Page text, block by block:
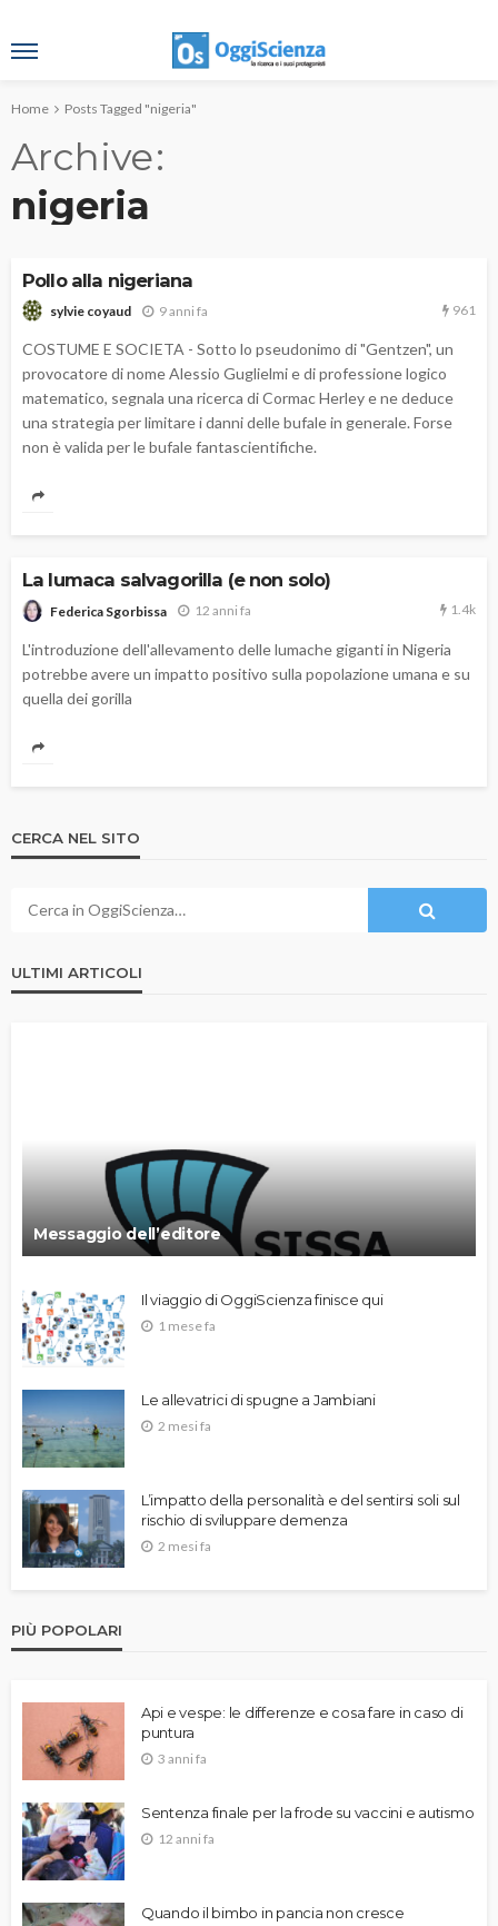
Home Posts Tagged "nigeria"
Archive
nigeria
Pollo alla nigeriana
sylvie coyaud 9 anni fa 961
COSTUME E SOCIETA - Sotto lo pseudonimo di "Gentzen", un
provocatore di nome Alessio Guglielmi e di professione logico
matematico, segnala una ricerca di Cormac Herley e ne deduce
una strategia per limitare i danni delle bufale in generale. Forse
non è valida per le bufale fantascientifiche.
La lumaca salvagorilla (e non solo)
Federica Sgorbissa 12 anni fa 1.4k
L'introduzione dell'allevamento delle lumache giganti in Nigeria
potrebbe avere un impatto positivo sulla popolazione umana e su
quella dei gorilla
CERCA NEL SITO
ULTIMI ARTICOLI
Messaggio dell’editore
Il viaggio di OggiScienza finisce qui
1 mese fa
Le allevatrici di spugne a Jambiani
2 mesi fa
L’impatto della personalità e del sentirsi soli sul
rischio di sviluppare demenza
2 mesi fa
PIÙ POPOLARI
Api e vespe: le differenze e cosa fare in caso di
puntura
3 anni fa
Sentenza finale per la frode su vaccini e autismo
12 anni fa
Quando il bimbo in pancia non cresce